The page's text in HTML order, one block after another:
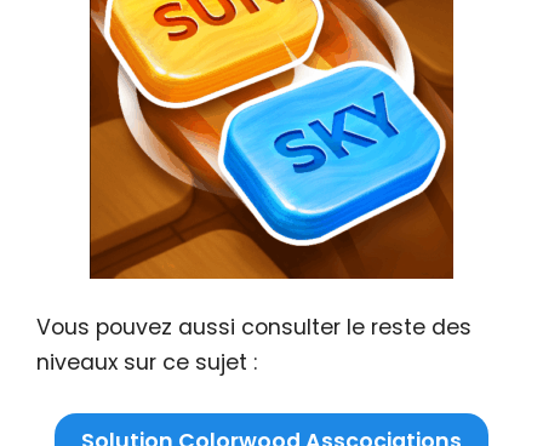
Vous pouvez aussi consulter le reste des
niveaux sur ce sujet :